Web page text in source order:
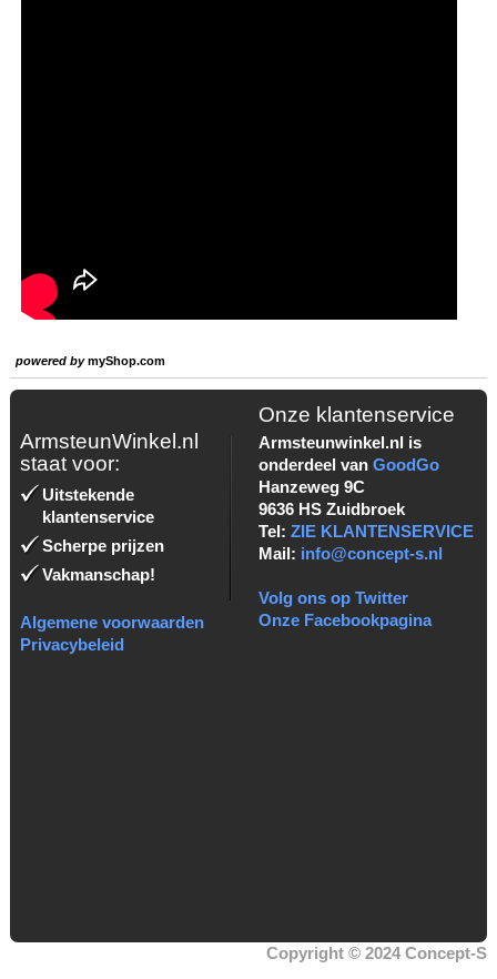
powered bymyShop.com
ArmsteunWinkel.nl
staat voor:
Uitstekende
klantenservice
Scherpe prijzen
Vakmanschap!
Algemene voorwaarden
Privacybeleid
Onze klantenservice
Armsteunwinkel.nl is
onderdeel van GoodGo
Hanzeweg 9C
9636 HS Zuidbroek
Tel: ZIE KLANTENSERVICE
Mail: info@concept-s.nl
Volg ons op Twitter
Onze Facebookpagina
Copyright © 2024 Concept-S